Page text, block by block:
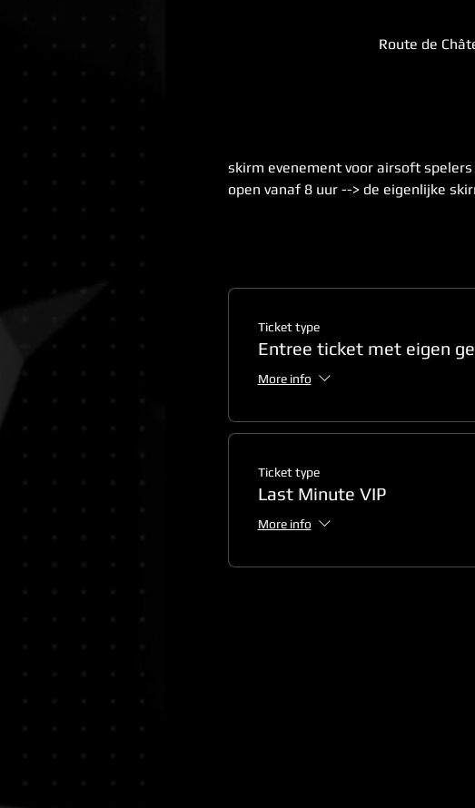
Route de
skirm evenement voor airsoft spelers
open vanaf 8 uur --> de eigenlijke
Ticket type
Entree ticket met eigen
More info
Ticket type
Last Minute VIP
More info